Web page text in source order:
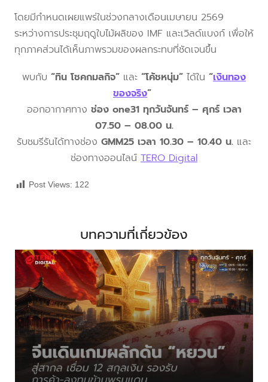
โดยมีกำหนดเผยแพร่ในช่วงกลางเดือนเมษายน 2569
ระหว่างการประชุมฤดูใบไม้ผลิของ IMF และเวิลด์แบงก์ เพื่อให้
ทุกภาคส่วนได้เห็นภาพรวมของผลกระทบที่ชัดเจนขึ้น
พบกับ “ทิน โชคกมลกิจ” และ “โค้ชหนุ่ม” ได้ใน “เงินทอง
ของจริง”
ออกอากาศทาง ช่อง one31 ทุกวันจันทร์ – ศุกร์ เวลา
07.50 – 08.00 น.
รับชมรีรันได้ทางช่อง GMM25 เวลา 10.30 – 10.40 น. และ
ช่องทางออนไลน์ TERO Digital
Post Views: 122
บทความที่เกี่ยวข้อง